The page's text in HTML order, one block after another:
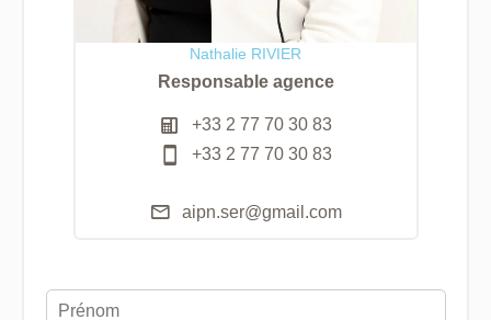
Nathalie RIVIER
Responsable agence
+33 2 77 70 30 83
+33 2 77 70 30 83
aipn.ser@gmail.com